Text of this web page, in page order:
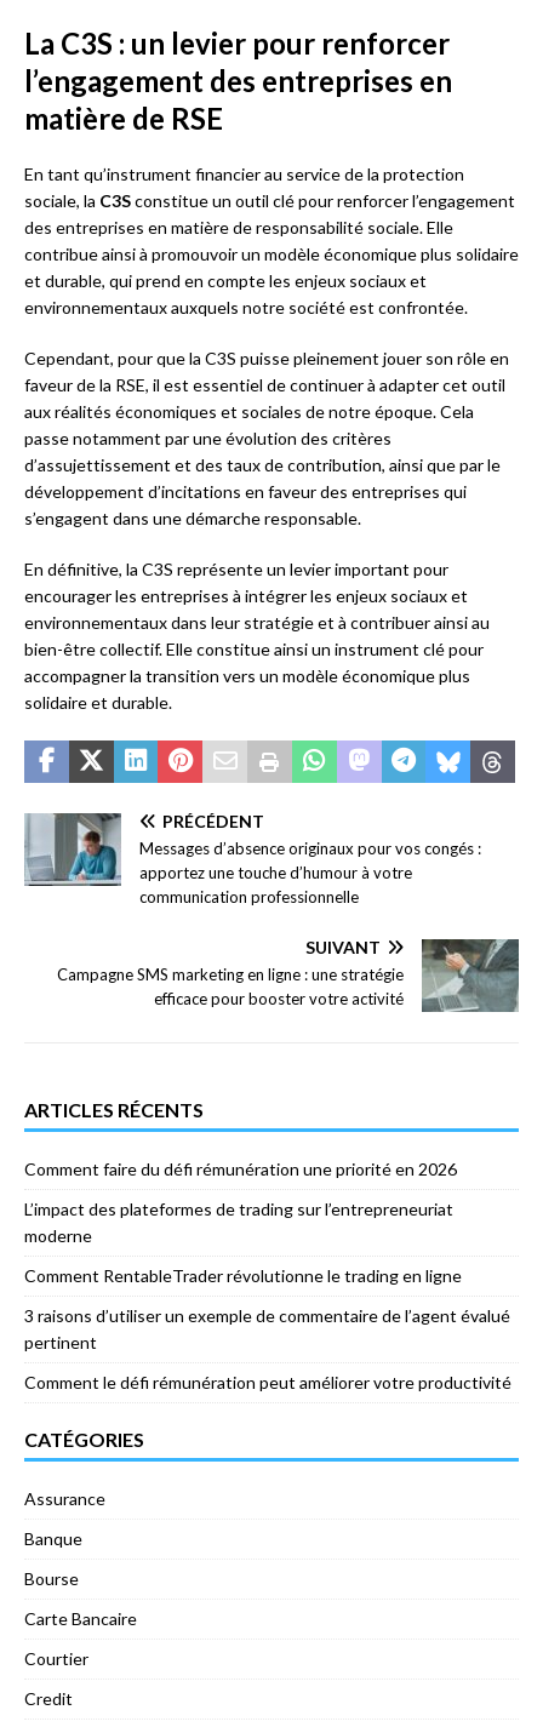
La C3S : un levier pour renforcer
l’engagement des entreprises en
matière de RSE
En tant qu’instrument financier au service de la protection
sociale, la C3Sconstitue un outil clé pour renforcer l’engagement
des entreprises en matière de responsabilité sociale. Elle
contribue ainsi à promouvoir un modèle économique plus solidaire
et durable, qui prend en compte les enjeux sociaux et
environnementaux auxquels notre société est confrontée.
Cependant, pour que la C3S puisse pleinement jouer son rôle en
faveur de la RSE, il est essentiel de continuer à adapter cet outil
aux réalités économiques et sociales de notre époque. Cela
passe notamment par une évolution des critères
d’assujettissement et des taux de contribution, ainsi que par le
développement d’incitations en faveur des entreprises qui
s’engagent dans une démarche responsable.
En définitive, la C3S représente un levier important pour
encourager les entreprises à intégrer les enjeux sociaux et
environnementaux dans leur stratégie et à contribuer ainsi au
bien-être collectif. Elle constitue ainsi un instrument clé pour
accompagner la transition vers un modèle économique plus
solidaire et durable.
PRÉCÉDENT
Messages d’absence originaux pour vos congés :
apportez une touche d’humour à votre
communication professionnelle
SUIVANT
Campagne SMS marketing en ligne : une stratégie
efficace pour booster votre activité
ARTICLES RÉCENTS
Comment faire du défi rémunération une priorité en 2026
L’impact des plateformes de trading sur l’entrepreneuriat
moderne
Comment RentableTrader révolutionne le trading en ligne
3 raisons d’utiliser un exemple de commentaire de l’agent évalué
pertinent
Comment le défi rémunération peut améliorer votre productivité
CATÉGORIES
Assurance
Banque
Bourse
Carte Bancaire
Courtier
Credit